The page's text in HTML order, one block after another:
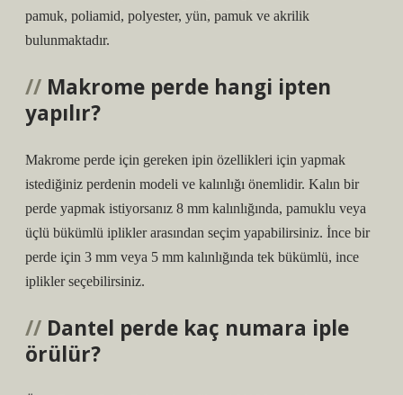
pamuk, poliamid, polyester, yün, pamuk ve akrilik
bulunmaktadır.
Makrome perde hangi ipten
yapılır?
Makrome perde için gereken ipin özellikleri için yapmak
istediğiniz perdenin modeli ve kalınlığı önemlidir. Kalın bir
perde yapmak istiyorsanız 8 mm kalınlığında, pamuklu veya
üçlü bükümlü iplikler arasından seçim yapabilirsiniz. İnce bir
perde için 3 mm veya 5 mm kalınlığında tek bükümlü, ince
iplikler seçebilirsiniz.
Dantel perde kaç numara iple
örülür?